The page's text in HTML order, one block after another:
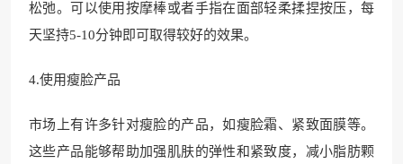
松弛。可以使用按摩棒或者手指在面部轻柔揉捏按压，每
天坚持5-10分钟即可取得较好的效果。
4.使用瘦脸产品
市场上有许多针对瘦脸的产品，如瘦脸霜、紧致面膜等。
这些产品能够帮助加强肌肤的弹性和紧致度，减小脂肪颗